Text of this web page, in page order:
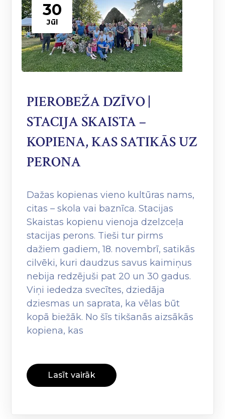
30
Jūl
PIEROBEŽA DZĪVO |
STACIJA SKAISTA –
KOPIENA, KAS SATIKĀS UZ
PERONA
Dažas kopienas vieno kultūras nams,
citas – skola vai baznīca. Stacijas
Skaistas kopienu vienoja dzelzceļa
stacijas perons. Tieši tur pirms
dažiem gadiem, 18. novembrī, satikās
cilvēki, kuri daudzus savus kaimiņus
nebija redzējuši pat 20 un 30 gadus.
Viņi iededza svecītes, dziedāja
dziesmas un saprata, ka vēlas būt
kopā biežāk. No šīs tikšanās aizsākās
kopiena, kas
Lasīt vairāk